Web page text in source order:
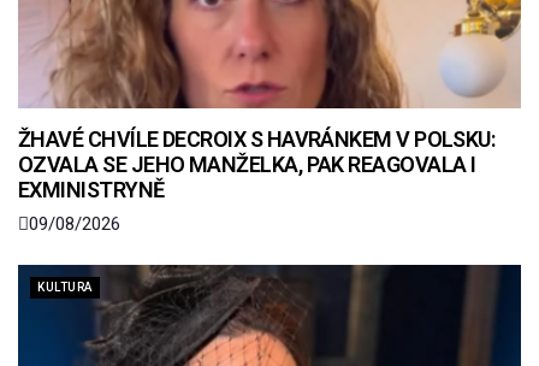
ŽHAVÉ CHVÍLE DECROIX S HAVRÁNKEM V POLSKU:
OZVALA SE JEHO MANŽELKA, PAK REAGOVALA I
EXMINISTRYNĚ
09/08/2026
KULTURA